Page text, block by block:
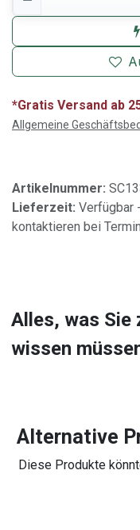
*Gratis Versand ab
Allgemeine
Artikelnummer:
Lieferzeit: Verfügbar
kontaktieren bei
Alles, was Sie
wissen
Alternative
Diese Produkte